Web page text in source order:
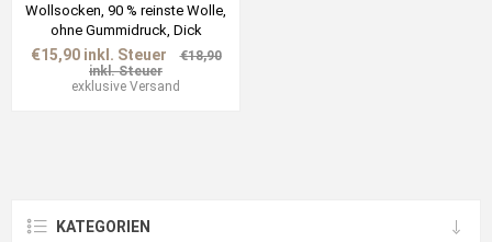
Wollsocken, 90 % reinste Wolle,
ohne Gummidruck, Dick
€15,90 inkl. Steuer
€18,90
inkl. Steuer
exklusive Versand
KATEGORIEN